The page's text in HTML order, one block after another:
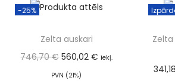
-25%
Zelta auskari
746,70€ 560,02€ iekļ.
PVN (21%)
341,18